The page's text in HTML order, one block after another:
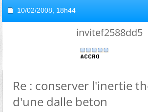
10/02/2008, 18h44
invitef2588dd5
Re : conserver l'inertie
d'une dalle beton